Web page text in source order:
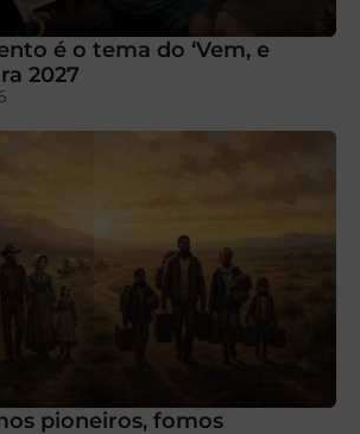
é o tema do ‘Vem, e
2027
pioneiros, fomos